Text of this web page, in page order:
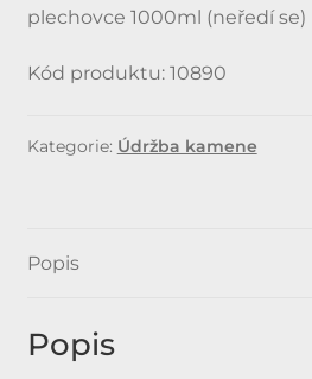
plechovce 1000ml (neředí se)
Kód produktu: 10890
Kategorie: Údržba kamene
Popis
Popis